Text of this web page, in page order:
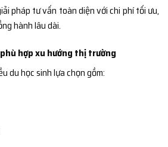
pháp tư vấn toàn diện với chi phí tối ưu,
hành lâu dài.
hợp xu hướng thị trường
du học sinh lựa chọn gồm: